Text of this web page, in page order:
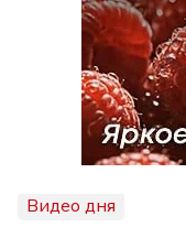
Видео дня